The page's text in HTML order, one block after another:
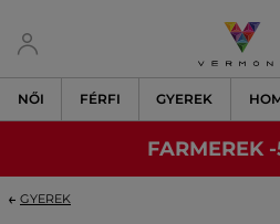
NŐI FÉRFI GYEREK
FARMEREK
GYEREK